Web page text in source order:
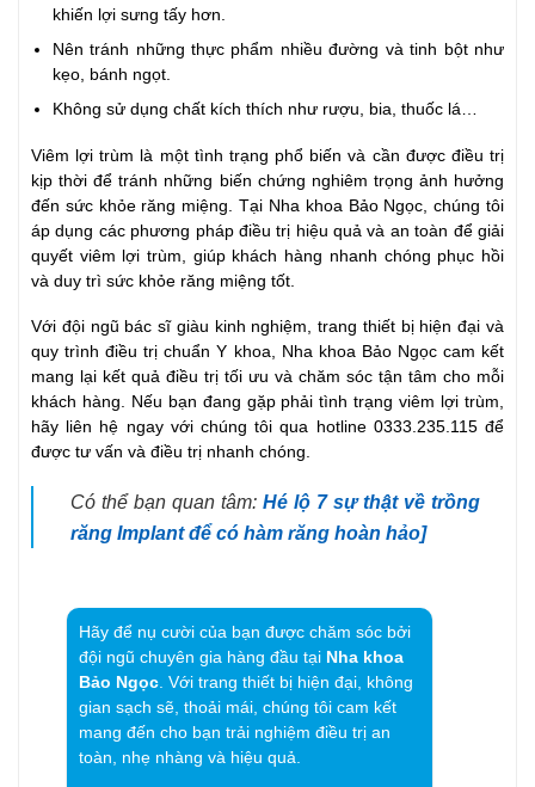
khiến lợi sưng tấy hơn.
Nên tránh những thực phẩm nhiều đường và tinh bột như
kẹo, bánh ngọt.
Không sử dụng chất kích thích như rượu, bia, thuốc lá…
Viêm lợi trùm là một tình trạng phổ biến và cần được điều trị
kịp thời để tránh những biến chứng nghiêm trọng ảnh hưởng
đến sức khỏe răng miệng. Tại Nha khoa Bảo Ngọc, chúng tôi
áp dụng các phương pháp điều trị hiệu quả và an toàn để giải
quyết viêm lợi trùm, giúp khách hàng nhanh chóng phục hồi
và duy trì sức khỏe răng miệng tốt.
Với đội ngũ bác sĩ giàu kinh nghiệm, trang thiết bị hiện đại và
quy trình điều trị chuẩn Y khoa, Nha khoa Bảo Ngọc cam kết
mang lại kết quả điều trị tối ưu và chăm sóc tận tâm cho mỗi
khách hàng. Nếu bạn đang gặp phải tình trạng viêm lợi trùm,
hãy liên hệ ngay với chúng tôi qua hotline 0333.235.115 để
được tư vấn và điều trị nhanh chóng.
Có thể bạn quan tâm: Hé lộ 7 sự thật về trồng
răng Implant để có hàm răng hoàn hảo]
Hãy để nụ cười của bạn được chăm sóc bởi
đội ngũ chuyên gia hàng đầu tại Nha khoa
Bảo Ngọc. Với trang thiết bị hiện đại, không
gian sạch sẽ, thoải mái, chúng tôi cam kết
mang đến cho bạn trải nghiệm điều trị an
toàn, nhẹ nhàng và hiệu quả.